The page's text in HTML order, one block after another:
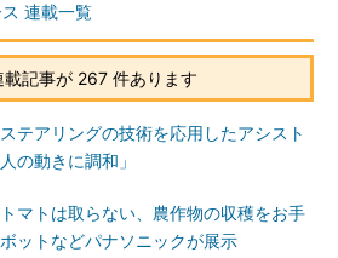
連載一覧
載記事が 267 件あります
テアリングの技術を応用したアシスト
の動きに調和」
マトは取らない、農作物の収穫をお手
ットなどパナソニックが展示